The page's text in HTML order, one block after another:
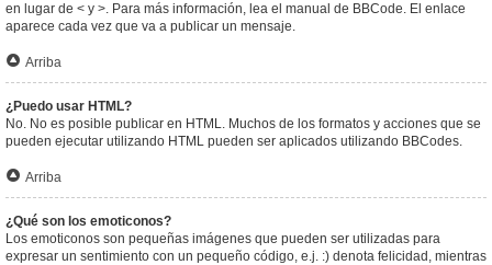
en lugar de < y >. Para más información, lea el manual de BBCode. El enlace
aparece cada vez que va a publicar un mensaje.
Arriba
¿Puedo usar HTML?
No. No es posible publicar en HTML. Muchos de los formatos y acciones que se
pueden ejecutar utilizando HTML pueden ser aplicados utilizando BBCodes.
Arriba
¿Qué son los emoticonos?
Los emoticonos son pequeñas imágenes que pueden ser utilizadas para
expresar un sentimiento con un pequeño código, e.j. :) denota felicidad, mientras